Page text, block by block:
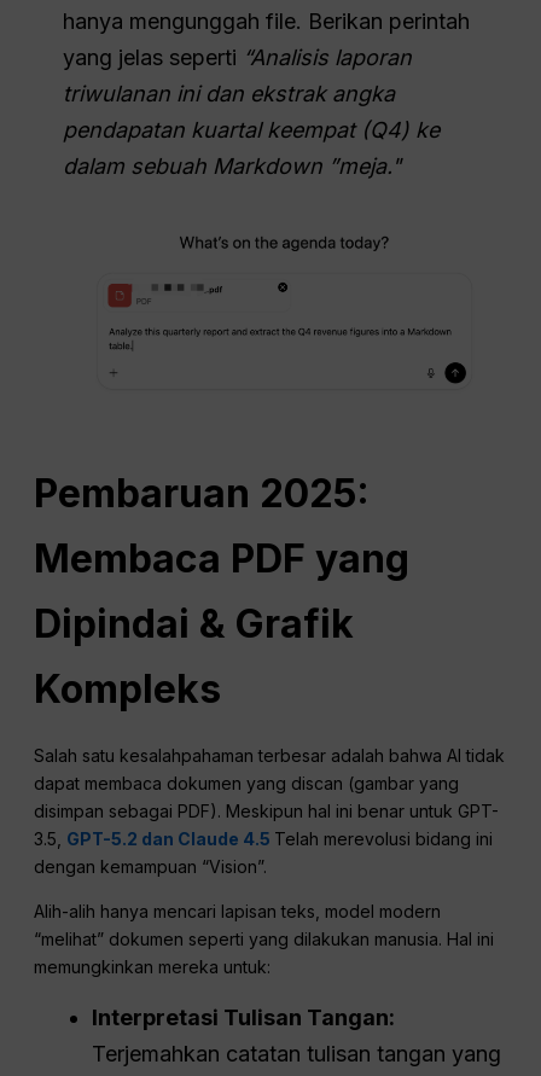
hanya mengunggah file. Berikan perintah
yang jelas seperti “Analisis laporan
triwulanan ini dan ekstrak angka
pendapatan kuartal keempat (Q4) ke
dalam sebuah Markdown ”meja."
Pembaruan 2025:
Membaca PDF yang
Dipindai & Grafik
Kompleks
Salah satu kesalahpahaman terbesar adalah bahwa AI tidak
dapat membaca dokumen yang discan (gambar yang
disimpan sebagai PDF). Meskipun hal ini benar untuk GPT-
3.5, GPT-5.2 dan Claude 4.5 Telah merevolusi bidang ini
dengan kemampuan “Vision”.
Alih-alih hanya mencari lapisan teks, model modern
“melihat” dokumen seperti yang dilakukan manusia. Hal ini
memungkinkan mereka untuk:
Interpretasi Tulisan Tangan:
Terjemahkan catatan tulisan tangan yang